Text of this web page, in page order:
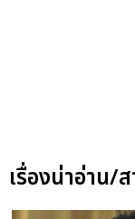
เรื่องน่าอ่าน/